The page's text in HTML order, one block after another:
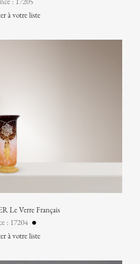
à votre liste
Le Verre Français
: 17204
à votre liste